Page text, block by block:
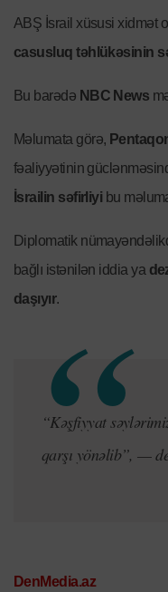
ABŞ İsrail xüsusi xidmət
casusluq təhlükəsinin
Bu barədə NBC News
Məlumata görə,
fəaliyyətinin
İsrailin səfirliyi bu
Diplomatik
bağlı istənilən iddia ya
daşıyır.
“Kəşfiyyat
qarşı yönəlib”, —
DenMedia.az